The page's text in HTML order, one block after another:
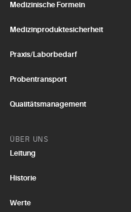
Medizinische Formeln
Medizinproduktesicherheit
Praxis/Laborbedarf
Probentransport
Qualitätsmanagement
ÜBER UNS
Leitung
Historie
Werte